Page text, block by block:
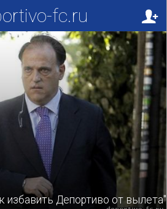
fc.ru
избавить Депортиво от вылета"